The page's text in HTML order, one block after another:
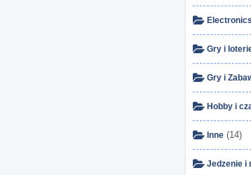
Electronics
Gry i
Gry i
Hobby i
Inne (14)
Jedzenie i